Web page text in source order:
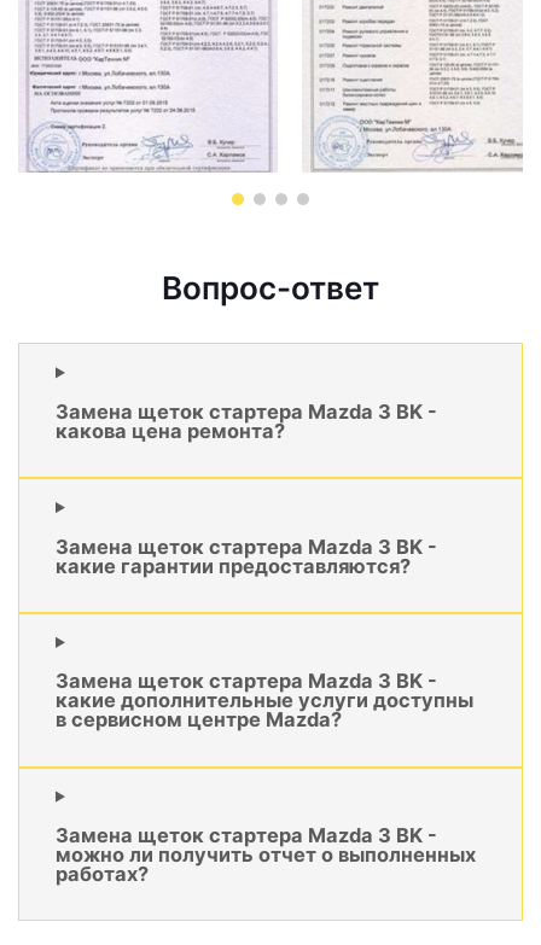
Вопрос-ответ
Замена щеток стартера Mazda 3 BK -
какова цена ремонта?
Замена щеток стартера Mazda 3 BK -
какие гарантии предоставляются?
Замена щеток стартера Mazda 3 BK -
какие дополнительные услуги доступны
в сервисном центре Mazda?
Замена щеток стартера Mazda 3 BK -
можно ли получить отчет о выполненных
работах?